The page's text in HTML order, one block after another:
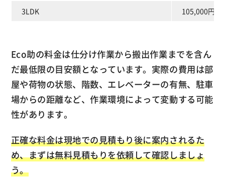
3LDK 105,000円～
Eco助の料金は仕分け作業から搬出作業までを含ん
だ最低限の目安額となっています。実際の費用は部
屋や荷物の状態、階数、エレベーターの有無、駐車
場からの距離など、作業環境によって変動する可能
性があります。
正確な料金は現地での見積もり後に案内されるた
め、まずは無料見積もりを依頼して確認しましょ
う。